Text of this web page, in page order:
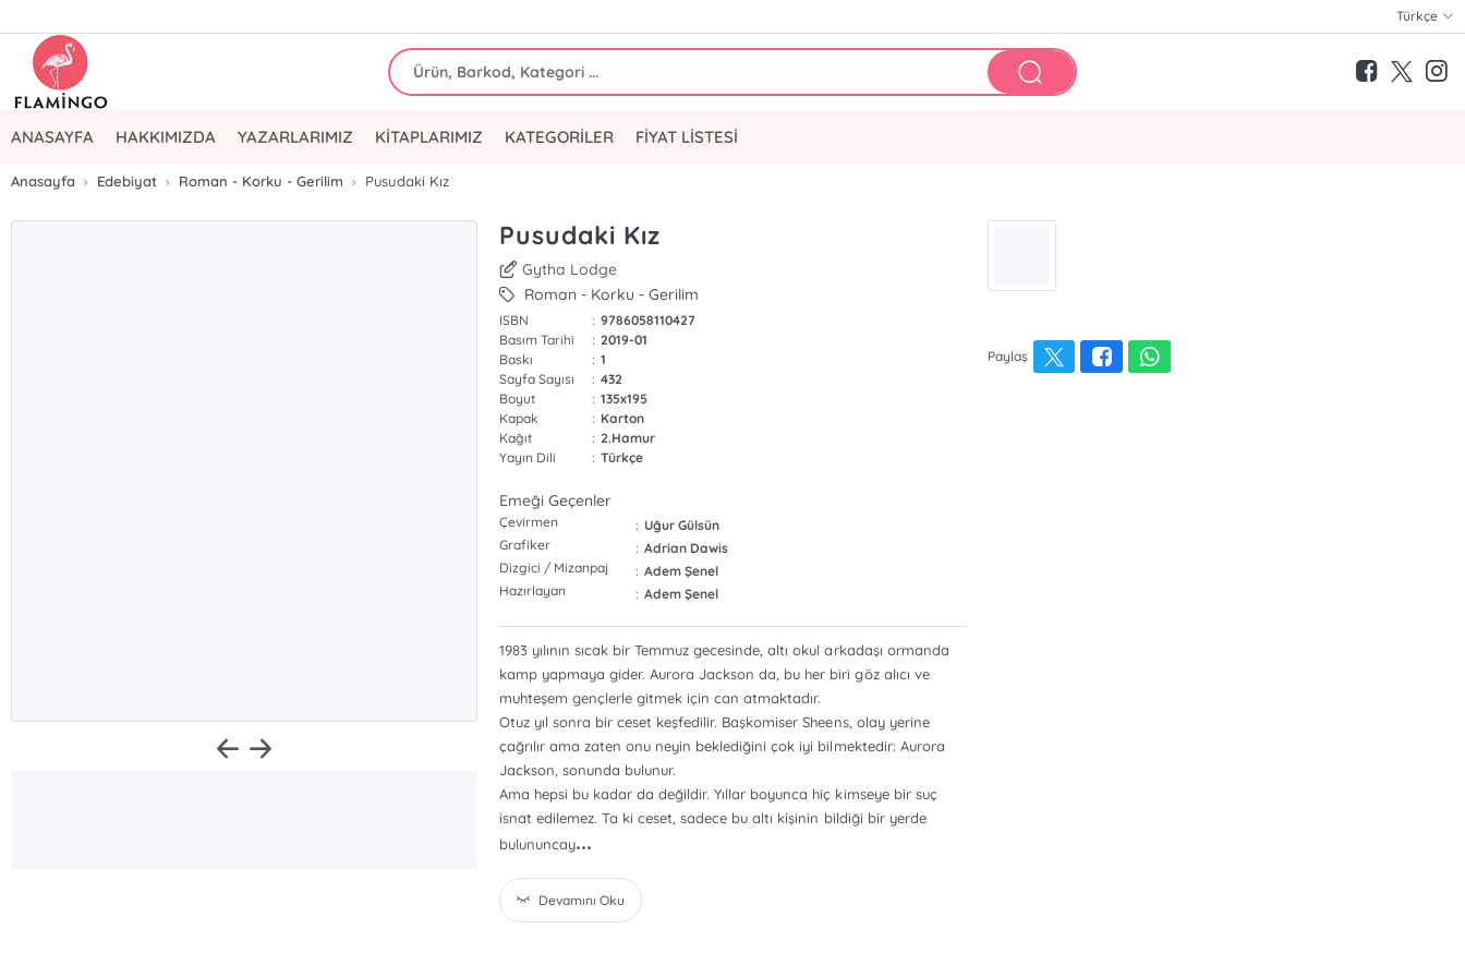
Türkçe
ANASAYFA HAKKIMIZDA YAZARLARIMIZ KİTAPLARIMIZ KATEGORİLER FİYAT LİSTESİ
Anasayfa Edebiyat Roman - Korku - Gerilim Pusudaki Kız
Pusudaki Kız
Gytha Lodge
Roman - Korku - Gerilim
ISBN : 9786058110427
Basım Tarihi
: 2019-01
Baskı
: 1
Sayfa Sayısı
: 432
Boyut
: 135x195
Kapak
: Karton
Kağıt
: 2.Hamur
Yayın Dili
: Türkçe
Emeği Geçenler
Çevirmen : Uğur Gülsün
Grafiker
: Adrian Dawis
Dizgici / Mizanpaj
: Adem Şenel
Hazırlayan
: Adem Şenel
1983 yılının sıcak bir Temmuz gecesinde, altı okul arkadaşı ormanda
kamp yapmaya gider. Aurora Jackson da, bu her biri göz alıcı ve
muhteşem gençlerle gitmek için can atmaktadır.
Otuz yıl sonra bir ceset keşfedilir. Başkomiser Sheens, olay yerine
çağrılır ama zaten onu neyin beklediğini çok iyi bilmektedir: Aurora
Jackson, sonunda bulunur.
Ama hepsi bu kadar da değildir. Yıllar boyunca hiç kimseye bir suç
isnat edilemez. Ta ki ceset, sadece bu altı kişinin bildiği bir yerde
bulununcay...
Devamını Oku
Paylaş